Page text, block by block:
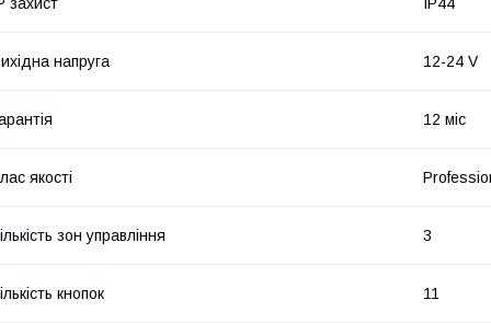
напруга 12-24 V
12 міс
якості
зон управління 3
кнопок 11